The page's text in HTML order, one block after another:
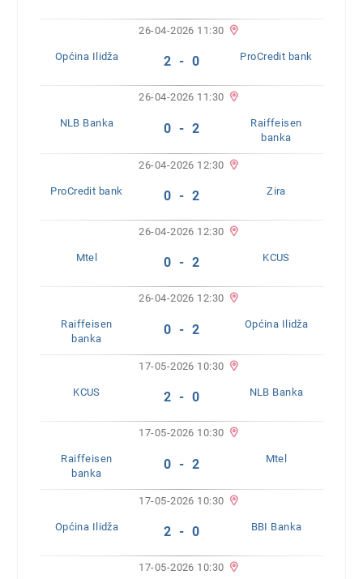
26-04-2026 11:30
Općina Ilidža 2 - 0 ProCredit bank
26-04-2026 11:30
NLB Banka 0 - 2
Raiffeisen
banka
26-04-2026 12:30
ProCredit bank 0 - 2 Zira
26-04-2026 12:30
Mtel 0 - 2 KCUS
26-04-2026 12:30
Raiffeisen
banka
0 - 2 Općina Ilidža
17-05-2026 10:30
KCUS 2 - 0 NLB Banka
17-05-2026 10:30
Raiffeisen
banka
0 - 2 Mtel
17-05-2026 10:30
Općina Ilidža 2 - 0 BBI Banka
17-05-2026 10:30